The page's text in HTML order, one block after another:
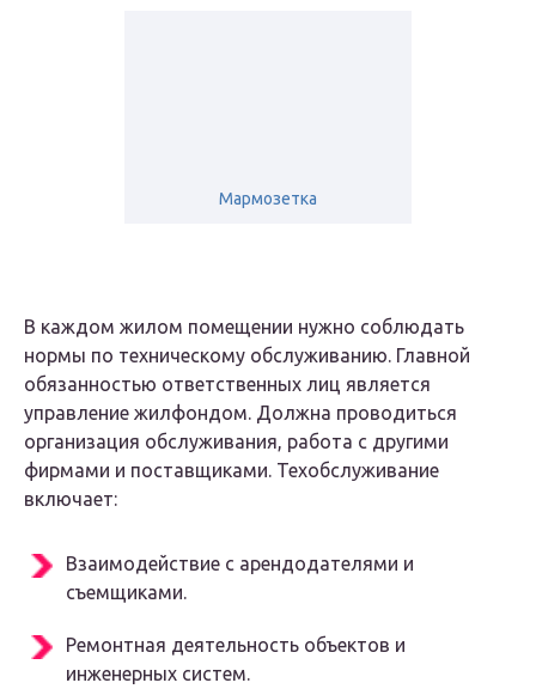
Мармозетка
В каждом жилом помещении нужно соблюдать
нормы по техническому обслуживанию. Главной
обязанностью ответственных лиц является
управление жилфондом. Должна проводиться
организация обслуживания, работа с другими
фирмами и поставщиками. Техобслуживание
включает:
Взаимодействие с арендодателями и
съемщиками.
Ремонтная деятельность объектов и
инженерных систем.